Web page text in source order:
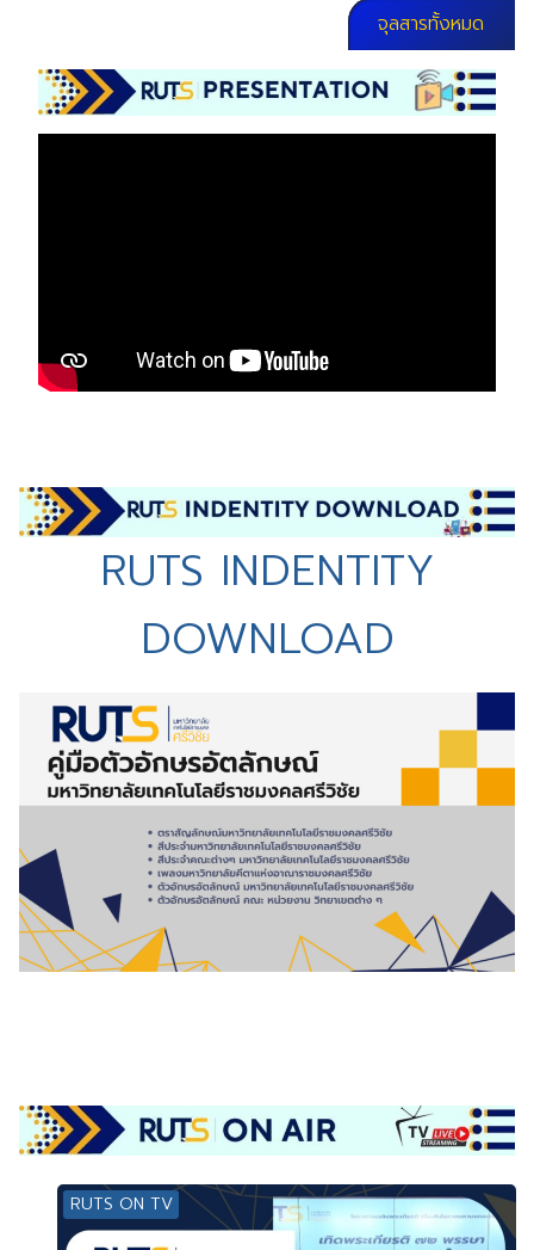
จุลสารทั้งหมด
RUTS INDENTITY
DOWNLOAD
RUTS ON TV